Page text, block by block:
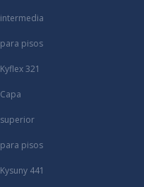
intermedia
para pisos
Kyflex 321
Capa
superior
para pisos
Kysuny 441